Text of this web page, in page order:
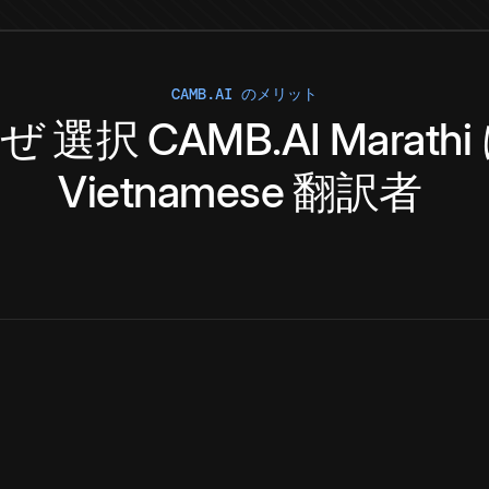
CAMB.AI のメリット
選択 CAMB.AI Marathi
Vietnamese翻訳者